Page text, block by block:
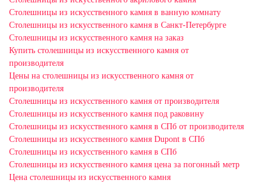
Столешницы из искусственного камня в ванную комнату
Столешницы из искусственного камня в Санкт-Петербурге
Столешницы из искусственного камня на заказ
Купить столешницы из искусственного камня от
производителя
Цены на столешницы из искусственного камня от
производителя
Столешницы из искусственного камня от производителя
Столешницы из искусственного камня под раковину
Столешницы из искусственного камня в СПб от производителя
Столешницы из искусственного камня Dupont в СПб
Столешницы из искусственного камня в СПб
Столешницы из искусственного камня цена за погонный метр
Цена столешницы из искусственного камня